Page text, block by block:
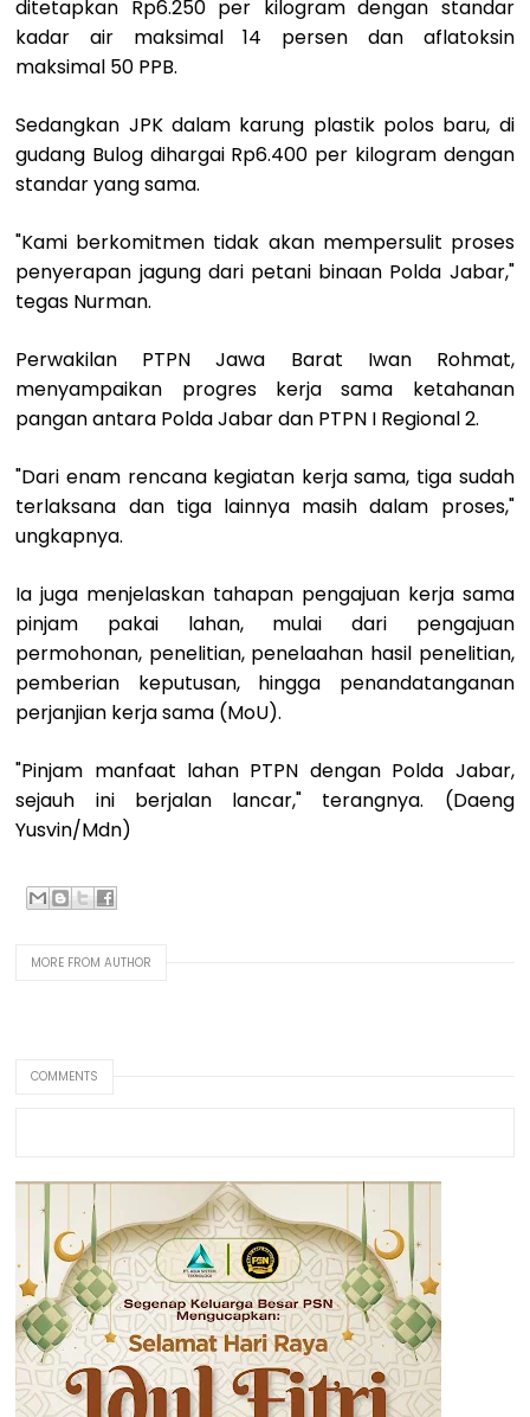
ditetapkan Rp6.250 per kilogram dengan standar
kadar air maksimal 14 persen dan aflatoksin
maksimal 50 PPB.
Sedangkan JPK dalam karung plastik polos baru, di
gudang Bulog dihargai Rp6.400 per kilogram dengan
standar yang sama.
"Kami berkomitmen tidak akan mempersulit proses
penyerapan jagung dari petani binaan Polda Jabar,"
tegas Nurman.
Perwakilan PTPN Jawa Barat Iwan Rohmat,
menyampaikan progres kerja sama ketahanan
pangan antara Polda Jabar dan PTPN I Regional 2.
"Dari enam rencana kegiatan kerja sama, tiga sudah
terlaksana dan tiga lainnya masih dalam proses,"
ungkapnya.
Ia juga menjelaskan tahapan pengajuan kerja sama
pinjam pakai lahan, mulai dari pengajuan
permohonan, penelitian, penelaahan hasil penelitian,
pemberian keputusan, hingga penandatanganan
perjanjian kerja sama (MoU).
"Pinjam manfaat lahan PTPN dengan Polda Jabar,
sejauh ini berjalan lancar," terangnya. (Daeng
Yusvin/Mdn)
MORE FROM AUTHOR
COMMENTS